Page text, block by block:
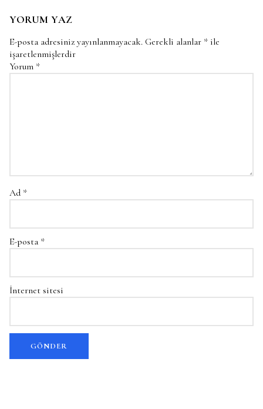
YORUM YAZ
E-posta adresiniz yayınlanmayacak. Gerekli alanlar * ile
işaretlenmişlerdir
Yorum *
Ad *
E-posta *
İnternet sitesi